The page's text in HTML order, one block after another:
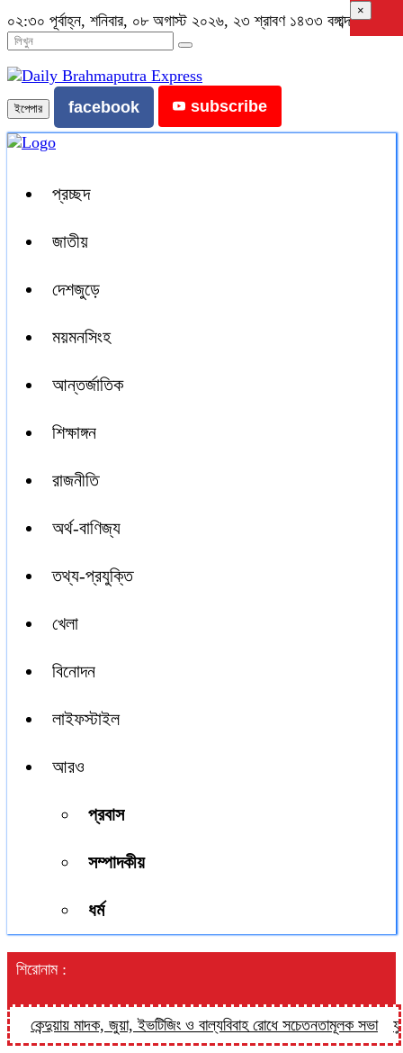
০২:৩০ পূর্বাহ্ন, শনিবার, ০৮ অগাস্ট ২০২৬, ২৩ শ্রাবণ ১৪৩৩ বঙ্গাব্দ
ইপেপার facebook subscribe
প্রচ্ছদ
জাতীয়
দেশজুড়ে
ময়মনসিংহ
আন্তর্জাতিক
শিক্ষাঙ্গন
রাজনীতি
অর্থ-বাণিজ্য
তথ্য-প্রযুক্তি
খেলা
বিনোদন
লাইফস্টাইল
আরও
প্রবাস
সম্পাদকীয়
ধর্ম
শিরোনাম :
কেন্দুয়ায় মাদক, জুয়া, ইভটিজিং ও বাল্যবিবাহ রোধে সচেতনতামূলক সভা
×